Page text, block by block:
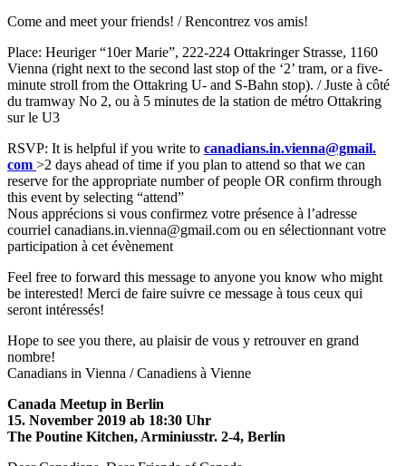
Come and meet your friends! / Rencontrez vos amis!
Place: Heuriger “10er Marie”, 222-224 Ottakringer Strasse, 1160
Vienna (right next to the second last stop of the ‘2’ tram, or a five-
minute stroll from the Ottakring U- and S-Bahn stop). / Juste à côté
du tramway No 2, ou à 5 minutes de la station de métro Ottakring
sur le U3
RSVP: It is helpful if you write to canadians.in.vienna@gmail.
com >2 days ahead of time if you plan to attend so that we can
reserve for the appropriate number of people OR confirm through
this event by selecting “attend”
Nous apprécions si vous confirmez votre présence à l’adresse
courriel canadians.in.vienna@gmail.com ou en sélectionnant votre
participation à cet évènement
Feel free to forward this message to anyone you know who might
be interested! Merci de faire suivre ce message à tous ceux qui
seront intéressés!
Hope to see you there, au plaisir de vous y retrouver en grand
nombre!
Canadians in Vienna / Canadiens à Vienne
Canada Meetup in Berlin
15. November 2019 ab 18:30 Uhr
The Poutine Kitchen, Arminiusstr. 2-4, Berlin